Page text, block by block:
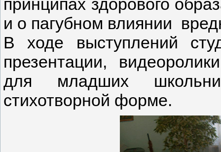
принципах здорового
и о пагубном влиянии
В ходе выступлений
презентации,
для младших
стихотворной форме.